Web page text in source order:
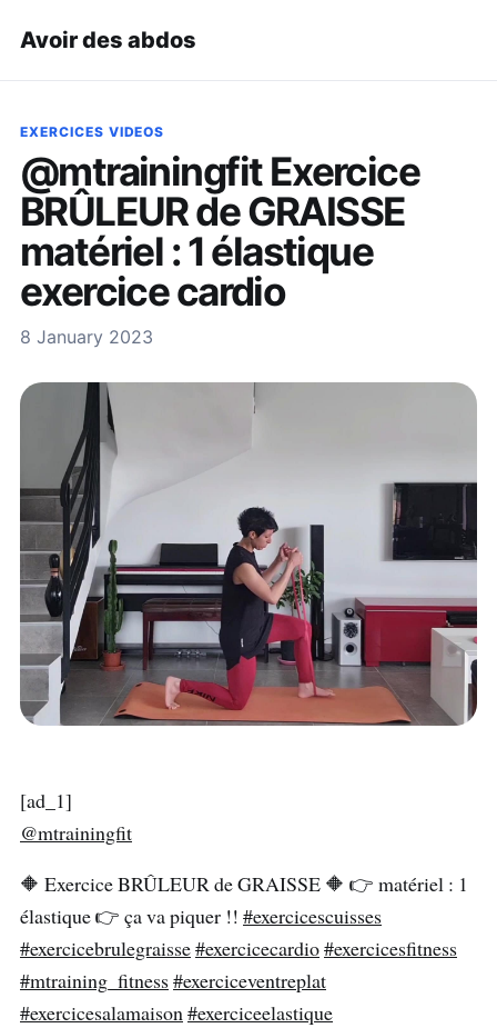
Avoir des abdos
EXERCICES VIDEOS
@mtrainingfit Exercice
BRÛLEUR de GRAISSE
matériel : 1 élastique
exercice cardio
8 January 2023
[ad_1]
@mtrainingfit
🔶️ Exercice BRÛLEUR de GRAISSE 🔶️ 👉 matériel : 1
élastique 👉 ça va piquer !! #exercicescuisses
#exercicebrulegraisse#exercicecardio#exercicesfitness
#mtraining_fitness#exerciceventreplat
#exercicesalamaison#exerciceelastique